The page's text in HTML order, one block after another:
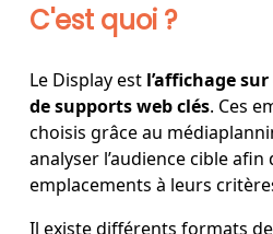
C'est quoi ?
Le Display estl’affichage
de supports web clés. Ces
choisis grâce au
analyser l’audience cible afin
emplacements à leurs
Il existe différents formats